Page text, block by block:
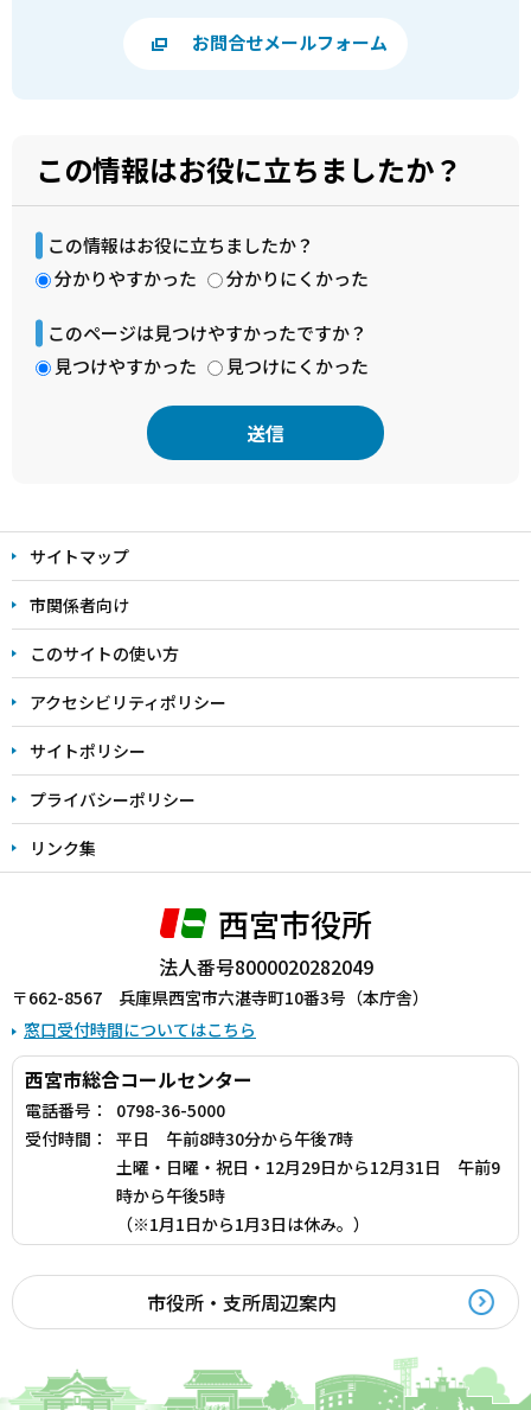
お問合せメールフォーム
この情報はお役に立ちましたか？
この情報はお役に立ちましたか？
分かりやすかった
分かりにくかった
このページは見つけやすかったですか？
見つけやすかった
見つけにくかった
文
こ
こ
ま
で
サイトマップ
市関係者向け
このサイトの使い方
アクセシビリティポリシー
サイトポリシー
プライバシーポリシー
リンク集
西宮市役所
法人番号8000020282049
〒662-8567 兵庫県西宮市六湛寺町10番3号（本庁舎）
窓口受付時間についてはこちら
西宮市総合コールセンター
電話番号：
0798-36-5000
受付時間：
平日 午前8時30分から午後7時
土曜・日曜・祝日・12月29日から12月31日 午前9
時から午後5時
（※1月1日から1月3日は休み。）
市役所・支所周辺案内